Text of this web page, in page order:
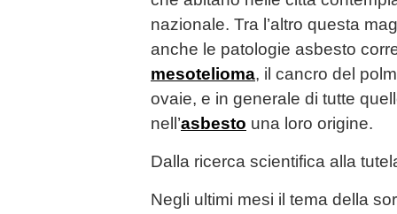
nazionale. Tra l’altro questa
anche le patologie asbesto
mesotelioma, il cancro del
ovaie, e in generale di tutte
nell’asbesto una loro origine.
Dalla ricerca scientifica alla
Negli ultimi mesi il tema della